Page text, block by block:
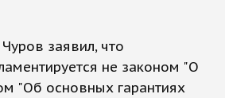
заявил, что
не законом "О
"Об основных гарантиях